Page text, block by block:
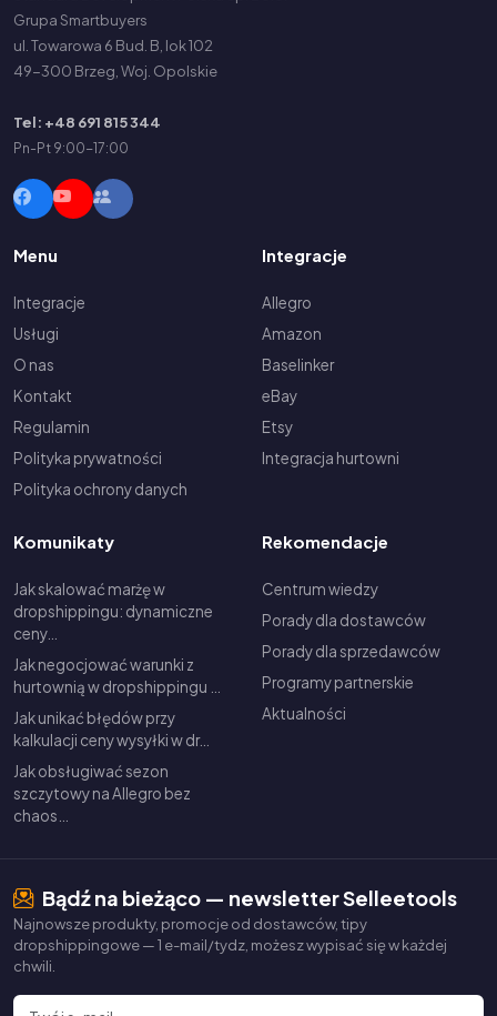
Grupa Smartbuyers
ul. Towarowa 6 Bud. B, lok 102
49-300 Brzeg, Woj. Opolskie
Tel: +48 691 815 344
Pn-Pt 9:00-17:00
Menu
Integracje
Usługi
O nas
Kontakt
Regulamin
Polityka prywatności
Polityka ochrony danych
Integracje
Allegro
Amazon
Baselinker
eBay
Etsy
Integracja hurtowni
Komunikaty
Jak skalować marżę w
dropshippingu: dynamiczne
ceny…
Jak negocjować warunki z
hurtownią w dropshippingu …
Jak unikać błędów przy
kalkulacji ceny wysyłki w dr…
Jak obsługiwać sezon
szczytowy na Allegro bez
chaos…
Rekomendacje
Centrum wiedzy
Porady dla dostawców
Porady dla sprzedawców
Programy partnerskie
Aktualności
Bądź na bieżąco — newsletter Selleetools
Najnowsze produkty, promocje od dostawców, tipy
dropshippingowe — 1 e-mail/tydz, możesz wypisać się w każdej
chwili.